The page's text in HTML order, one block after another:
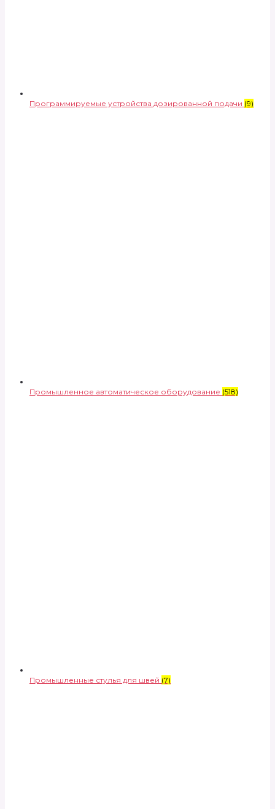
Программируемые устройства дозированной подачи (9)
Промышленное автоматическое оборудование (518)
Промышленные стулья для швей (7)